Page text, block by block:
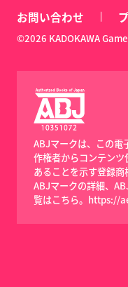
お問い合わせ
©2026 KADOKAWA
ABJマークは、この電
作権者からコンテン
あることを示す登録
ABJマークの詳細、
覧はこちら。 https://